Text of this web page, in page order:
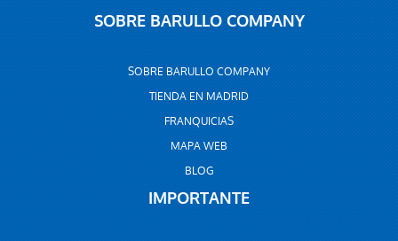
SOBRE BARULLO COMPANY
SOBRE BARULLO COMPANY
TIENDA EN MADRID
FRANQUICIAS
MAPA WEB
BLOG
IMPORTANTE